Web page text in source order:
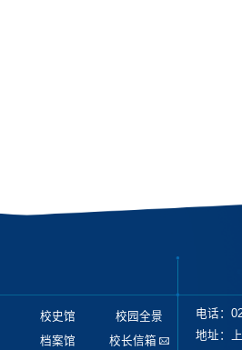
校史馆
校园全景
档案馆 校长信箱
电话：
地址：